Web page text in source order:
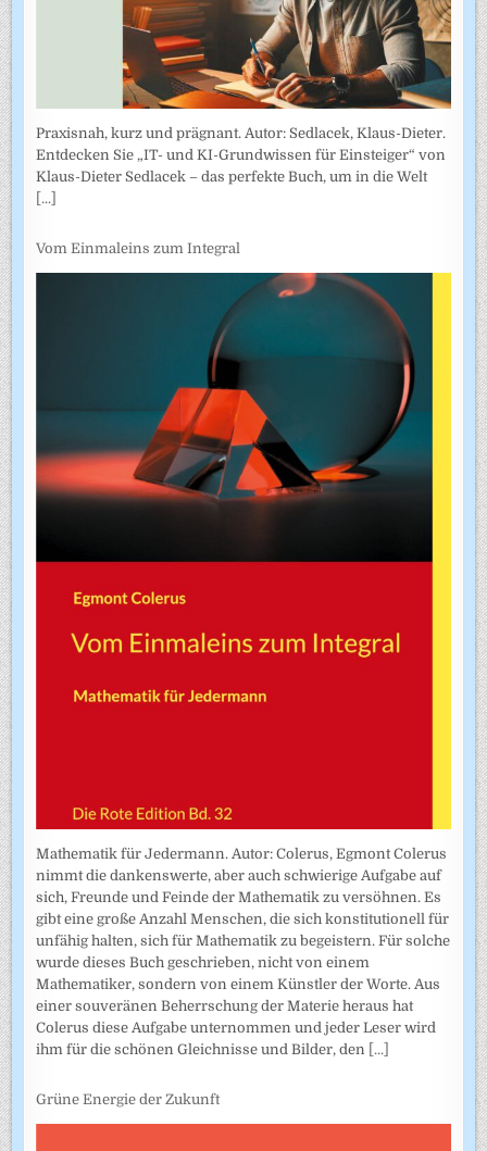
Praxisnah, kurz und prägnant. Autor: Sedlacek, Klaus-Dieter.
Entdecken Sie „IT- und KI-Grundwissen für Einsteiger“ von
Klaus-Dieter Sedlacek – das perfekte Buch, um in die Welt
[...]
Vom Einmaleins zum Integral
Mathematik für Jedermann. Autor: Colerus, Egmont Colerus
nimmt die dankenswerte, aber auch schwierige Aufgabe auf
sich, Freunde und Feinde der Mathematik zu versöhnen. Es
gibt eine große Anzahl Menschen, die sich konstitutionell für
unfähig halten, sich für Mathematik zu begeistern. Für solche
wurde dieses Buch geschrieben, nicht von einem
Mathematiker, sondern von einem Künstler der Worte. Aus
einer souveränen Beherrschung der Materie heraus hat
Colerus diese Aufgabe unternommen und jeder Leser wird
ihm für die schönen Gleichnisse und Bilder, den [...]
Grüne Energie der Zukunft